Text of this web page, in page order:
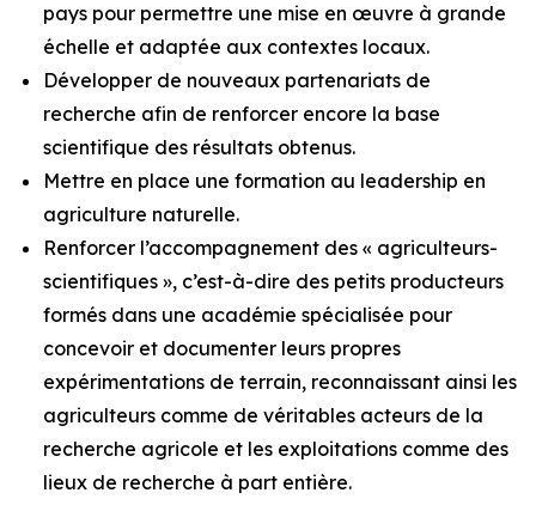
pays pour permettre une mise en œuvre à grande
échelle et adaptée aux contextes locaux.
Développer de nouveaux partenariats de
recherche afin de renforcer encore la base
scientifique des résultats obtenus.
Mettre en place une formation au leadership en
agriculture naturelle.
Renforcer l’accompagnement des « agriculteurs-
scientifiques », c’est-à-dire des petits producteurs
formés dans une académie spécialisée pour
concevoir et documenter leurs propres
expérimentations de terrain, reconnaissant ainsi les
agriculteurs comme de véritables acteurs de la
recherche agricole et les exploitations comme des
lieux de recherche à part entière.